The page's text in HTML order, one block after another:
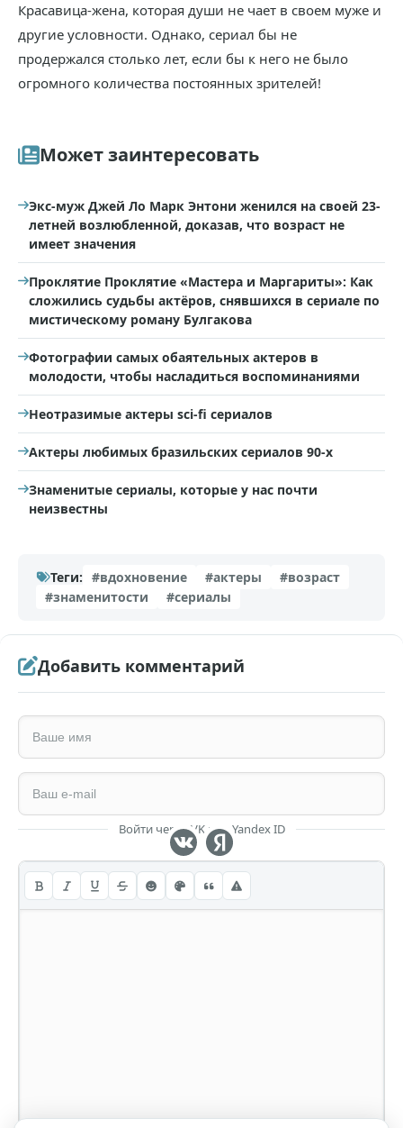
Красавица-жена, которая души не чает в своем муже и
другие условности. Однако, сериал бы не
продержался столько лет, если бы к него не было
огромного количества постоянных зрителей!
Может заинтересовать
Экс-муж Джей Ло Марк Энтони женился на своей 23-
летней возлюбленной, доказав, что возраст не
имеет значения
Проклятие Проклятие «Мастера и Маргариты»: Как
сложились судьбы актёров, снявшихся в сериале по
мистическому роману Булгакова
Фотографии самых обаятельных актеров в
молодости, чтобы насладиться воспоминаниями
Неотразимые актеры sci-fi сериалов
Актеры любимых бразильских сериалов 90-х
Знаменитые сериалы, которые у нас почти
неизвестны
Теги: #вдохновение #актеры
#возраст
#знаменитости
#сериалы
Добавить комментарий
Войти через VK или Yandex ID